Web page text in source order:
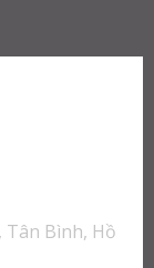
Bình, Hồ